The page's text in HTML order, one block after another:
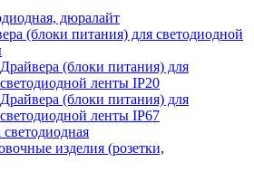
дюралайт
(блоки питания) для светодиодной
Драйвера (блоки питания) для
светодиодной ленты IP20
Драйвера (блоки питания) для
светодиодной ленты IP67
изделия (розетки,